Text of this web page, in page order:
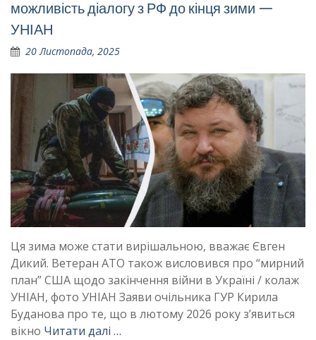
можливість діалогу з РФ до кінця зими —
УНІАН
20 Листопада, 2025
Ця зима може стати вирішальною, вважає Євген
Дикий. Ветеран АТО також висловився про “мирний
план” США щодо закінчення війни в Україні / колаж
УНІАН, фото УНІАН Заяви очільника ГУР Кирила
Буданова про те, що в лютому 2026 року зʼявиться
вікно Читати далі …